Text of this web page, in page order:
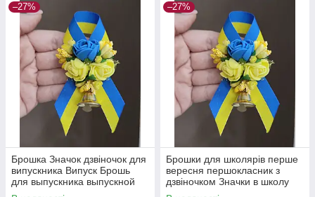
–27%
Брошка Значок дзвіночок для
випускника Випуск Брошь
для выпускника выпускной
звонок звоночек 55 грн за 1
–27%
Брошки для школярів перше
вересня першокласник з
дзвіночком Значки в школу
перший дзвоник перший клас